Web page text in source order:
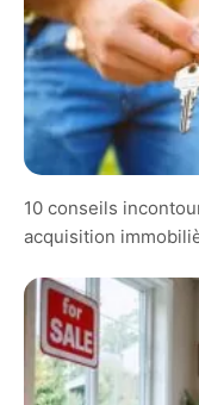
10 conseils
acquisition